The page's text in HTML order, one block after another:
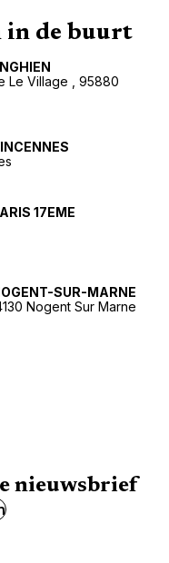
in de buurt
Le Village , 95880
17EME
SUR-MARNE
Nogent Sur Marne
nieuwsbrief